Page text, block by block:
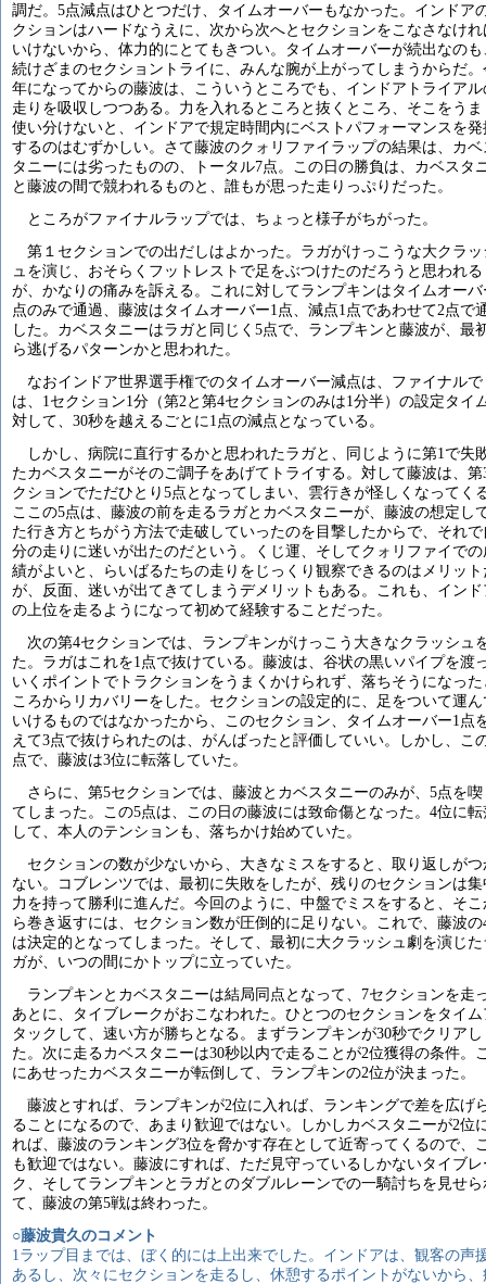
調だ。5点減点はひとつだけ、タイムオーバーもなかった。インドア
クションはハードなうえに、次から次へとセクションをこなさなけれ
いけないから、体力的にとてもきつい。タイムオーバーが続出なのも
続けざまのセクショントライに、みんな腕が上がってしまうからだ。
年になってからの藤波は、こういうところでも、インドアトライアル
走りを吸収しつつある。力を入れるところと抜くところ、そこをうま
使い分けないと、インドアで規定時間内にベストパフォーマンスを発
するのはむずかしい。さて藤波のクォリファイラップの結果は、カベ
タニーには劣ったものの、トータル7点。この日の勝負は、カベスタ
と藤波の間で競われるものと、誰もが思った走りっぷりだった。
ところがファイナルラップでは、ちょっと様子がちがった。
第１セクションでの出だしはよかった。ラガがけっこうな大クラッ
ュを演じ、おそらくフットレストで足をぶつけたのだろうと思われる
が、かなりの痛みを訴える。これに対してランプキンはタイムオーバ
点のみで通過、藤波はタイムオーバー1点、減点1点であわせて2点で
した。カベスタニーはラガと同じく5点で、ランプキンと藤波が、最
ら逃げるパターンかと思われた。
なおインドア世界選手権でのタイムオーバー減点は、ファイナルで
は、1セクション1分（第2と第4セクションのみは1分半）の設定タイ
対して、30秒を越えるごとに1点の減点となっている。
しかし、病院に直行するかと思われたラガと、同じように第1で失
たカベスタニーがそのご調子をあげてトライする。対して藤波は、第
クションでただひとり5点となってしまい、雲行きが怪しくなってく
ここの5点は、藤波の前を走るラガとカベスタニーが、藤波の想定し
た行き方とちがう方法で走破していったのを目撃したからで、それで
分の走りに迷いが出たのだという。くじ運、そしてクォリファイでの
績がよいと、らいばるたちの走りをじっくり観察できるのはメリット
が、反面、迷いが出てきてしまうデメリットもある。これも、インド
の上位を走るようになって初めて経験することだった。
次の第4セクションでは、ランプキンがけっこう大きなクラッシュ
た。ラガはこれを1点で抜けている。藤波は、谷状の黒いパイプを渡
いくポイントでトラクションをうまくかけられず、落ちそうになった
ころからリカバリーをした。セクションの設定的に、足をついて運ん
いけるものではなかったから、このセクション、タイムオーバー1点
えて3点で抜けられたのは、がんばったと評価していい。しかし、こ
点で、藤波は3位に転落していた。
さらに、第5セクションでは、藤波とカベスタニーのみが、5点を喫
てしまった。この5点は、この日の藤波には致命傷となった。4位に転
して、本人のテンションも、落ちかけ始めていた。
セクションの数が少ないから、大きなミスをすると、取り返しがつ
ない。コブレンツでは、最初に失敗をしたが、残りのセクションは集
力を持って勝利に進んだ。今回のように、中盤でミスをすると、そこ
ら巻き返すには、セクション数が圧倒的に足りない。これで、藤波の
は決定的となってしまった。そして、最初に大クラッシュ劇を演じた
ガが、いつの間にかトップに立っていた。
ランプキンとカベスタニーは結局同点となって、7セクションを走
あとに、タイブレークがおこなわれた。ひとつのセクションをタイム
タックして、速い方が勝ちとなる。まずランプキンが30秒でクリアし
た。次に走るカベスタニーは30秒以内で走ることが2位獲得の条件。
にあせったカベスタニーが転倒して、ランプキンの2位が決まった。
藤波とすれば、ランプキンが2位に入れば、ランキングで差を広げ
ることになるので、あまり歓迎ではない。しかしカベスタニーが2位
れば、藤波のランキング3位を脅かす存在として近寄ってくるので、
も歓迎ではない。藤波にすれば、ただ見守っているしかないタイブレ
ク、そしてランプキンとラガとのダブルレーンでの一騎討ちを見せら
て、藤波の第5戦は終わった。
○藤波貴久のコメント
1ラップ目までは、ぼく的には上出来でした。インドアは、観客の声
あるし、次々にセクションを走るし、休憩するポイントがないから、